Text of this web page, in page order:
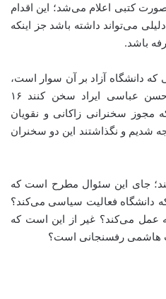
کتبی اعلام می‌شد؛ این اقدام
می‌تواند داشته باشد جز اینکه
باشد.
دانشگاه آزاد بر آن سوار است،
نمی‌گذارد که افرادی همچون حسن عباسی ایراد سخن کنند ۱۶
مجوز سخنرانی زاکانی و نقویان
شدیم و نگذاشتند این دو سخنران
جای این سئوال مطرح است که
که دانشگاه فعالیت سیاسی می‌کند؟
عمل می‌کند؟ غیر از این است که
هاشمی رفسنجانی است؟